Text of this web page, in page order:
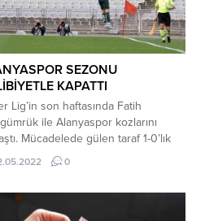
SEZONU
KAPATTI
Lig’in son haftasında Fatih
ile Alanyaspor kozlarını
Mücadelede gülen taraf 1-0’lık
deplasman ekibi oldu.
galibiyeti getiren gol 37.
Akdeniz ekibi 19. dakikada
0